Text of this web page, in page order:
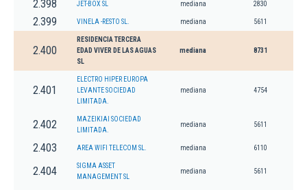
2.398 JET-BOX SL mediana 2830
2.399 VINELA -RESTO SL. mediana 5611
2.400
RESIDENCIA TERCERA
EDAD VIVER DE LAS AGUAS
SL
mediana 8731
2.401
ELECTRO HIPER EUROPA
LEVANTE SOCIEDAD
LIMITADA.
mediana 4754
2.402
MAZEIKIAI SOCIEDAD
LIMITADA.
mediana 5611
2.403 AREA WIFI TELECOM SL. mediana 6110
2.404
SIGMA ASSET
MANAGEMENT SL
mediana 5611